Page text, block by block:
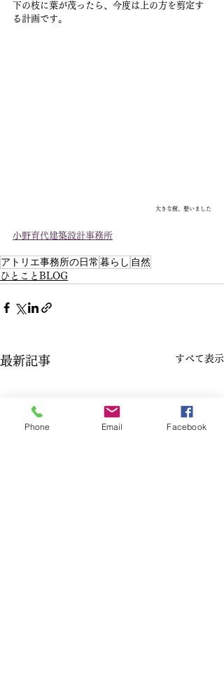
下の枝に葉が茂ったら、今度は上の方を剪定す
る計画です。
大きな樹、整いました
小野育代建築設計事務所
アトリエ事務所の日常 暮らし 自然
ひとことBLOG
最新記事 すべて表示
Phone Email Facebook